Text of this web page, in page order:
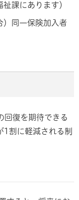
課にあります）
）同一保険加入者
回復を期待できる
1割に軽減される制